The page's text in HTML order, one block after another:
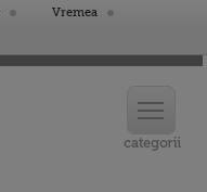
Vremea